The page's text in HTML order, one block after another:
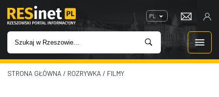
PL
WIADOMOŚCI
STRONA GŁÓWNA / ROZRYWKA / FILMY